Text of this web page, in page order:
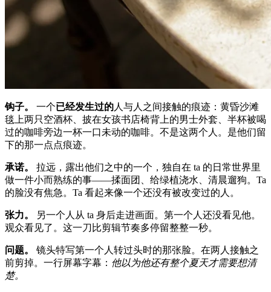
钩子。 一个已经发生过的人与人之间接触的痕迹：黄昏沙滩
毯上两只空酒杯、披在女孩书店椅背上的男士外套、半杯被喝
过的咖啡旁边一杯一口未动的咖啡。不是这两个人。是他们留
下的那一点点痕迹。
承诺。
拉远，露出他们之中的一个，独自在 ta 的日常世界里
做一件小而熟练的事——揉面团、给绿植浇水、清晨遛狗。Ta
的脸没有焦急。Ta 看起来像一个还没有被改变过的人。
张力。
另一个人从 ta 身后走进画面。第一个人还没看见他。
观众看见了。这一刀比剪辑节奏多停留整整一秒。
问题。
镜头特写第一个人转过头时的那张脸。在两人接触之
前剪掉。一行屏幕字幕： 他以为他还有整个夏天才需要想清
楚。